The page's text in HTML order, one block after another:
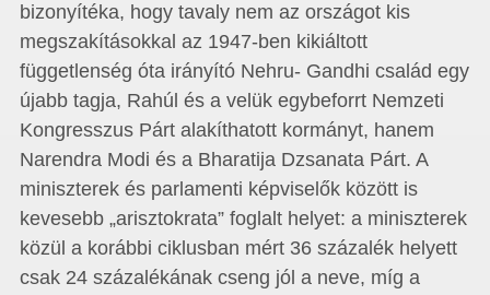
bizonyítéka, hogy tavaly nem az országot kis
megszakításokkal az 1947-ben kikiáltott
függetlenség óta irányító Nehru- Gandhi család egy
újabb tagja, Rahúl és a velük egybeforrt Nemzeti
Kongresszus Párt alakíthatott kormányt, hanem
Narendra Modi és a Bharatija Dzsanata Párt. A
miniszterek és parlamenti képviselők között is
kevesebb „arisztokrata” foglalt helyet: a miniszterek
közül a korábbi ciklusban mért 36 százalék helyett
csak 24 százalékának cseng jól a neve, míg a